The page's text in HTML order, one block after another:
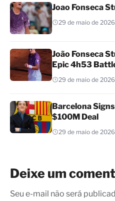
Joao Fonseca
29 de maio de 2026
João Fonseca
Epic 4h53
29 de maio de 2026
Barcelona
$100M Deal
29 de maio de 2026
Deixe um
Seu e-mail não será